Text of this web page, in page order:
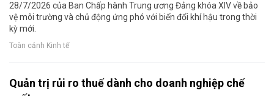
28/7/2026 của Ban Chấp hành Trung ương Đảng khóa XIV về bảo
vệ môi trường và chủ động ứng phó với biến đổi khí hậu trong thời
kỳ mới.
Toàn cảnh Kinh tế
Quản trị rủi ro thuế dành cho doanh nghiệp chế